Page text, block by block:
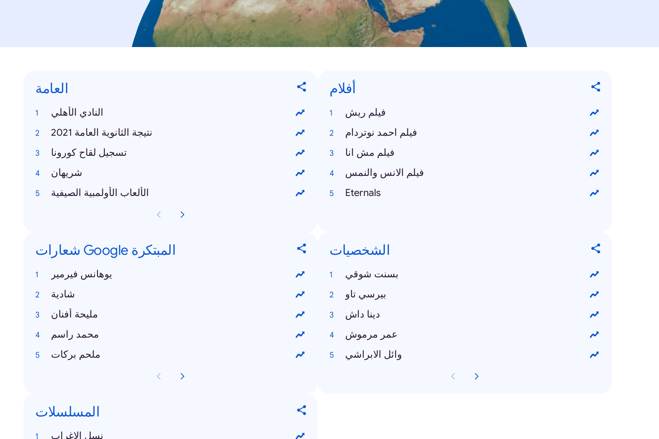
العامة
النادي الأهلي
نتيجة الثانوية العامة 2021
تسجيل لقاح كورونا
شريهان
الألعاب الأولمبية الصيفية
أفلام
فيلم ريش
فيلم احمد نوتردام
فيلم مش انا
فيلم الانس والنمس
Eternals
شعارات Google المبتكرة
يوهانس فيرمير
شادية
مليحة أفنان
محمد راسم
ملحم بركات
الشخصيات
بسنت شوقي
بيرسي تاو
دينا داش
عمر مرموش
وائل الابراشي
المسلسلات
نسل الاغراب